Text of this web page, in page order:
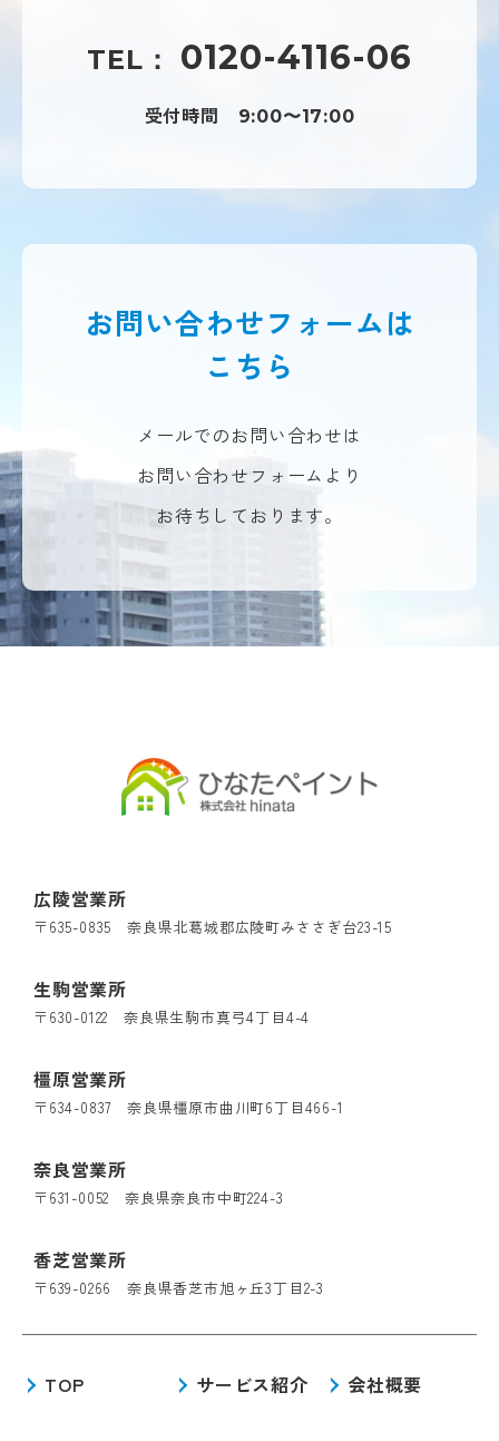
TEL： 0120-4116-06
受付時間 9:00〜17:00
お問い合わせフォームは
こちら
メールでのお問い合わせは
お問い合わせフォームより
お待ちしております。
広陵営業所
〒635-0835 奈良県北葛城郡広陵町みささぎ台23-15
奈良営業所
〒631-0052 奈良県奈良市中町224-3
生駒営業所
〒630-0122 奈良県生駒市真弓4丁目4-4
香芝営業所
〒639-0266 奈良県香芝市旭ヶ丘3丁目2-3
橿原営業所
〒634-0837 奈良県橿原市曲川町6丁目466-1
TOP サービス紹介 会社概要